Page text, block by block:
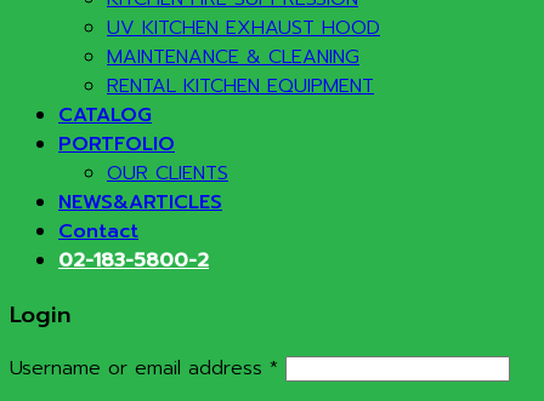
UV KITCHEN EXHAUST HOOD
MAINTENANCE & CLEANING
RENTAL KITCHEN EQUIPMENT
CATALOG
PORTFOLIO
OUR CLIENTS
NEWS&ARTICLES
Contact
02-183-5800-2
Login
Username or email address *